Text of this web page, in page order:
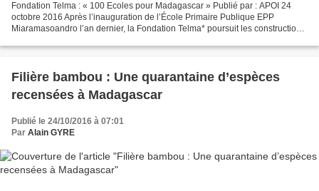
Fondation Telma : « 100 Ecoles pour Madagascar » Publié par : APOI 24
octobre 2016 Après l’inauguration de l’École Primaire Publique EPP
Miaramasoandro l’an dernier, la Fondation Telma* poursuit les constructions
Filière bambou : Une quarantaine d’espèces
recensées à Madagascar
Publié le 24/10/2016 à 07:01
Par Alain GYRE